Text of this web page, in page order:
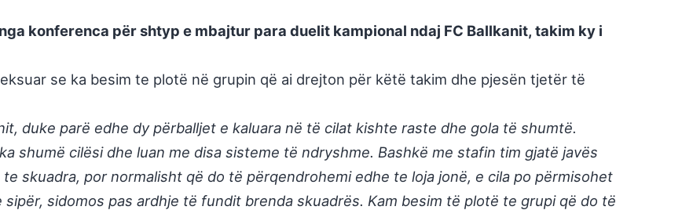
konferenca për shtyp e mbajtur para duelit kampional ndaj FC Ballkanit, takim ky i
se ka besim te plotë në grupin që ai drejton për këtë takim dhe pjesën tjetër të
duke parë edhe dy përballjet e kaluara në të cilat kishte raste dhe gola të shumtë.
shumë cilësi dhe luan me disa sisteme të ndryshme. Bashkë me stafin tim gjatë javës
skuadra, por normalisht që do të përqendrohemi edhe te loja jonë, e cila po përmisohet
sidomos pas ardhje të fundit brenda skuadrës. Kam besim të plotë te grupi që do të